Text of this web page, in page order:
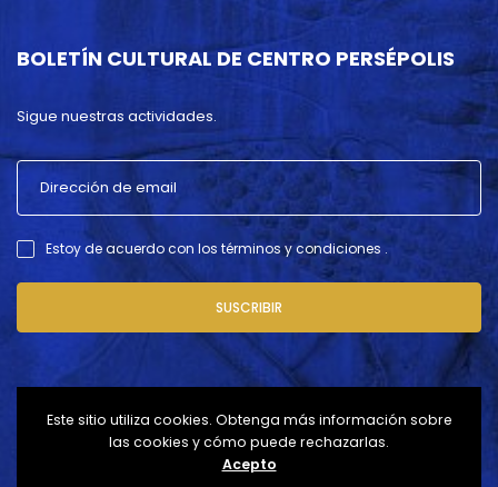
BOLETÍN CULTURAL DE CENTRO PERSÉPOLIS
Sigue nuestras actividades.
Estoy de acuerdo con los términos y condiciones .
SUSCRIBIR
Este sitio utiliza cookies. Obtenga más información sobre
las cookies y cómo puede rechazarlas.
Acepto